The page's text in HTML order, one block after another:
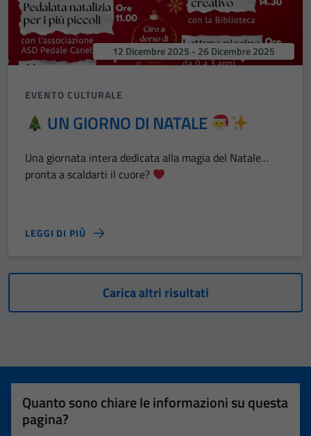
12 Dicembre 2025 - 26 Dicembre 2025
EVENTO CULTURALE
UN GIORNO DI NATALE
Una giornata intera dedicata alla magia del Natale…
pronta a scaldarti il cuore?
LEGGI DI PIÙ
Carica altri risultati
Quanto sono chiare le informazioni su questa
pagina?